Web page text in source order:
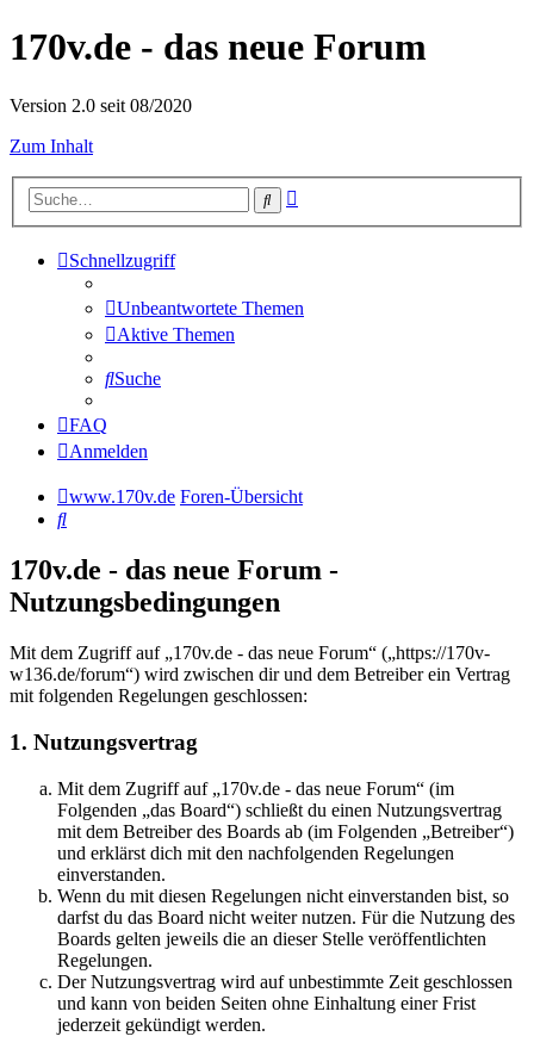
170v.de - das neue Forum
Version 2.0 seit 08/2020
Zum Inhalt
Suche
Schnellzugriff
Unbeantwortete Themen
Aktive Themen
Suche
FAQ
Anmelden
www.170v.de Foren-Übersicht
Suche
170v.de - das neue Forum -
Nutzungsbedingungen
Mit dem Zugriff auf „170v.de - das neue Forum“ („https://170v-
w136.de/forum“) wird zwischen dir und dem Betreiber ein Vertrag
mit folgenden Regelungen geschlossen:
1. Nutzungsvertrag
Mit dem Zugriff auf „170v.de - das neue Forum“ (im
Folgenden „das Board“) schließt du einen Nutzungsvertrag
mit dem Betreiber des Boards ab (im Folgenden „Betreiber“)
und erklärst dich mit den nachfolgenden Regelungen
einverstanden.
Wenn du mit diesen Regelungen nicht einverstanden bist, so
darfst du das Board nicht weiter nutzen. Für die Nutzung des
Boards gelten jeweils die an dieser Stelle veröffentlichten
Regelungen.
Der Nutzungsvertrag wird auf unbestimmte Zeit geschlossen
und kann von beiden Seiten ohne Einhaltung einer Frist
jederzeit gekündigt werden.